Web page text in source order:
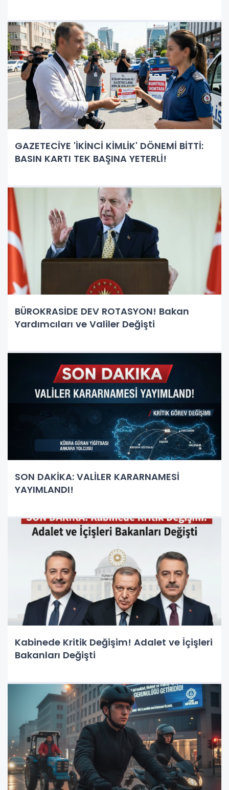
GAZETECİYE 'İKİNCİ KİMLİK' DÖNEMİ BİTTİ:
BASIN KARTI TEK BAŞINA YETERLİ!
BÜROKRASİDE DEV ROTASYON! Bakan
Yardımcıları ve Valiler Değişti
SON DAKİKA: VALİLER KARARNAMESİ
YAYIMLANDI!
Kabinede Kritik Değişim! Adalet ve İçişleri
Bakanları Değişti